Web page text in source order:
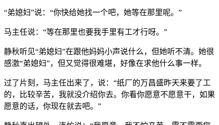
“弟媳妇”说：“你快给她找一个吧，她等在那里呢。”
马主任说：“等在那里也要我手里有工才行呀。”
静秋听见“弟媳妇”在跟他妈妈小声说什么，但她听不清。她很
感激“弟媳妇”，但又觉得很难堪，好像在求他什么事一样。
过了片刻，马主任出来了，说：“纸厂的万昌盛昨天来要了工
的，比较辛苦，我就没介绍你去。你看你愿意不愿意干，如果
愿意的话，你现在就去吧。”